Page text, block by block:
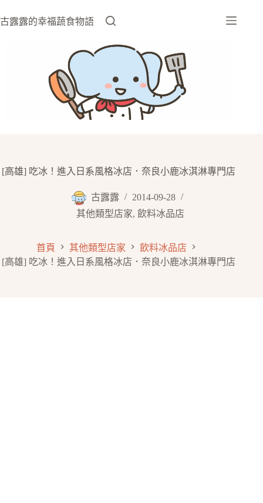
至
古露露的幸福蔬食物語
[高雄] 吃冰！進入日系風格冰店．奈良小鹿冰淇淋專門店
古露露
2014-09-28
其他類型店家, 飲料冰品店
首頁 其他類型店家
飲料冰品店
[高雄] 吃冰！進入日系風格冰店．奈良小鹿冰淇淋專門店